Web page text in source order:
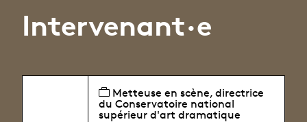
Intervenant·e
Metteuse en scène, directrice
du Conservatoire national
supérieur d'art dramatique